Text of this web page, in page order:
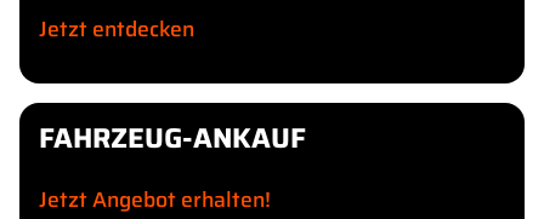
Jetzt entdecken
FAHRZEUG-ANKAUF
Jetzt Angebot erhalten!